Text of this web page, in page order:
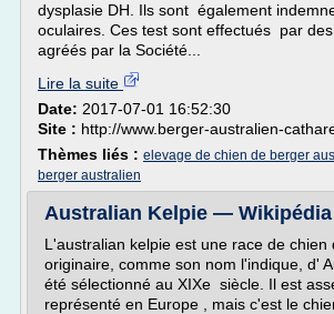
dysplasie DH. Ils sont également
oculaires. Ces test sont effectués par
agréés par la Société...
Lire la suite
Date: 2017-07-01 16:52:30
Site : http://www.berger-australien-
Thèmes liés : elevage de chien de berger
berger australien
Australian Kelpie — Wikipédia
L'australian kelpie est une race de chien
originaire, comme son nom l'indique, d'
été sélectionné au XIXe siècle. Il est
représenté en Europe , mais c'est le